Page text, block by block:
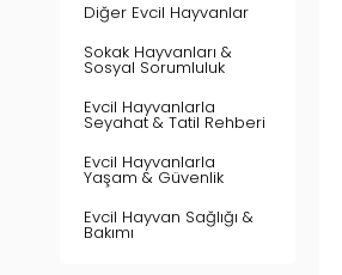
Diğer Evcil Hayvanlar
Sokak Hayvanları &
Sosyal Sorumluluk
Evcil Hayvanlarla
Seyahat & Tatil Rehberi
Evcil Hayvanlarla
Yaşam & Güvenlik
Evcil Hayvan Sağlığı &
Bakımı